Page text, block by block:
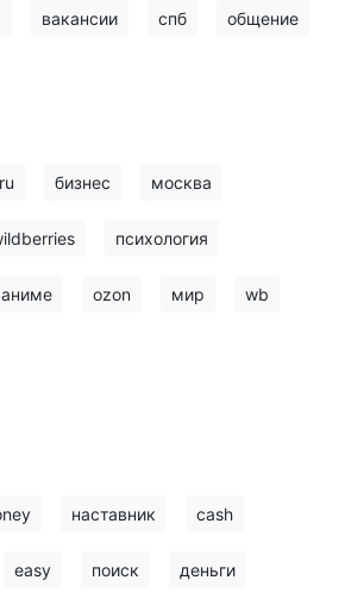
вакансии спб общение
ru бизнес москва
психология
аниме ozon мир wb
наставник cash
easy поиск деньги